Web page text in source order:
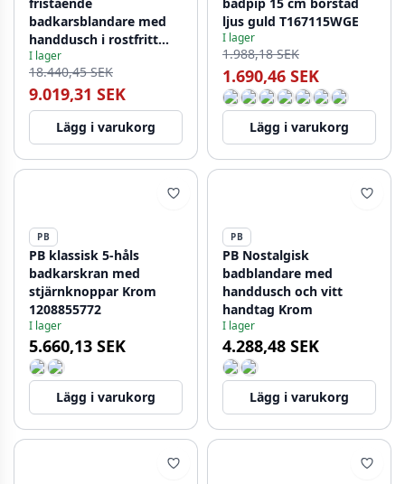
badkarsblandare med
handdusch i rostfritt
stål 1208957285
I lager
18.440,45 SEK
9.019,31 SEK
Lägg i varukorg
ljus guld T167115WGE
I lager
1.988,18 SEK
1.690,46 SEK
Lägg i varukorg
PB
PB klassisk 5-håls
badkarskran med
stjärnknoppar Krom
1208855772
I lager
5.660,13 SEK
Lägg i varukorg
PB
PB Nostalgisk
badblandare med
handdusch och vitt
handtag Krom
I lager
4.288,48 SEK
Lägg i varukorg